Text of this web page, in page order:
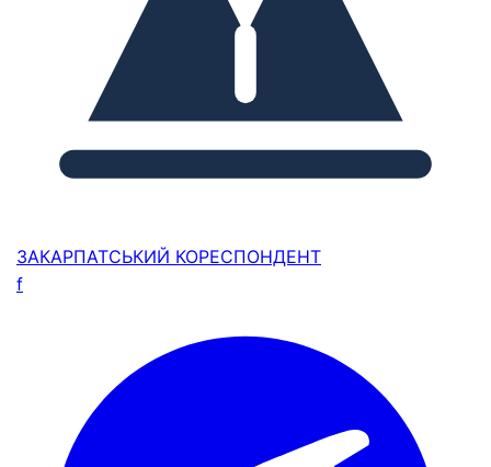
ЗАКАРПАТСЬКИЙ КОРЕСПОНДЕНТ
f